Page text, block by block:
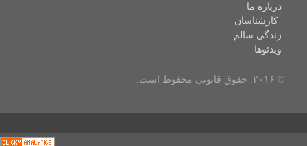
درباره ما
کارشناسان
زندگی سالم
ویدئوها
© ۲۰۱۶. حقوق قانونی محفوظ است.